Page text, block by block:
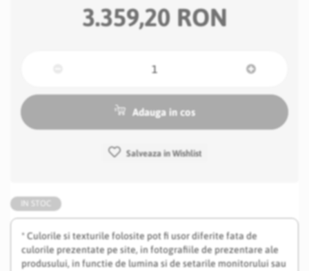
* Culorile si texturile folosite pot fi usor diferite fata de
culorile prezentate pe site, in fotografiile de prezentare ale
produsului, in functie de lumina si de setarile monitorului sau
3.359,20 RON
Adauga in cos
Salveaza in Wishlist